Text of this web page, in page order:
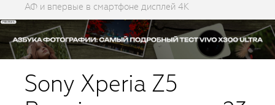
АФ и впервые в смартфоне дисплей 4К
Sony Xperia Z5